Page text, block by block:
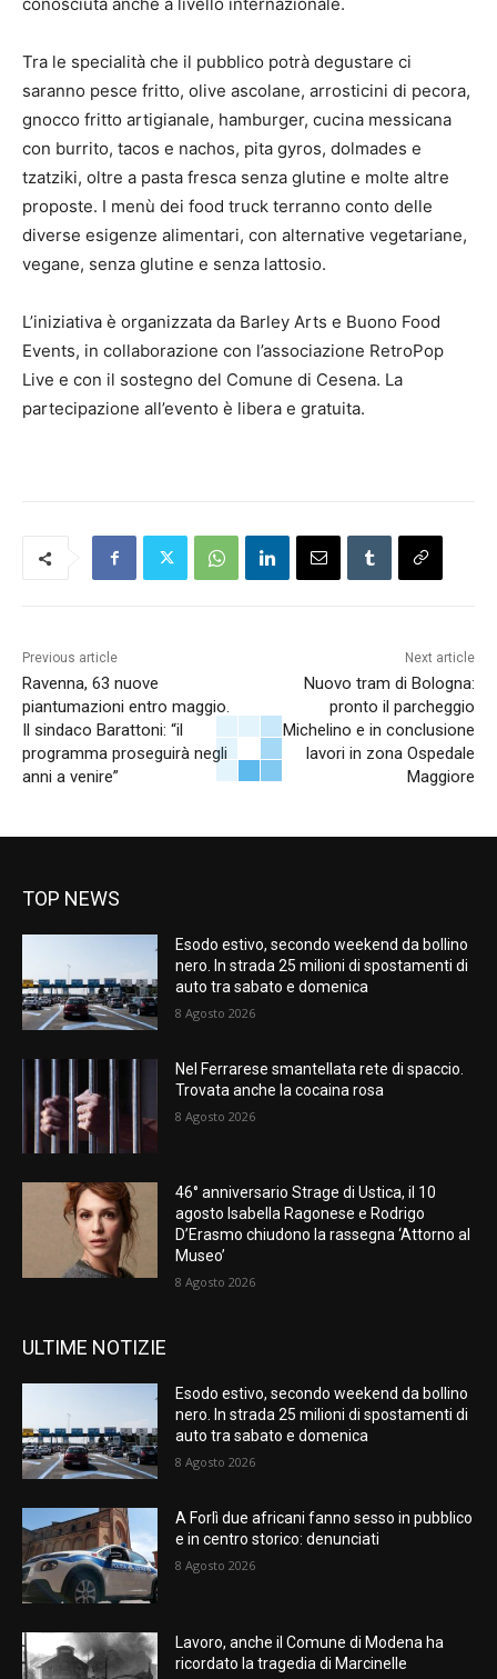
Tra le specialità che il pubblico potrà degustare ci
saranno pesce fritto, olive ascolane, arrosticini di pecora,
gnocco fritto artigianale, hamburger, cucina messicana
con burrito, tacos e nachos, pita gyros, dolmades e
tzatziki, oltre a pasta fresca senza glutine e molte altre
proposte. I menù dei food truck terranno conto delle
diverse esigenze alimentari, con alternative vegetariane,
vegane, senza glutine e senza lattosio.
L’iniziativa è organizzata da Barley Arts e Buono Food
Events, in collaborazione con l’associazione RetroPop
Live e con il sostegno del Comune di Cesena. La
partecipazione all’evento è libera e gratuita.
Previous article
Ravenna, 63 nuove
piantumazioni entro maggio.
Il sindaco Barattoni: “il
programma proseguirà negli
anni a venire”
Next article
Nuovo tram di Bologna:
pronto il parcheggio
Michelino e in conclusione
lavori in zona Ospedale
Maggiore
TOP NEWS
Esodo estivo, secondo weekend da bollino
nero. In strada 25 milioni di spostamenti di
auto tra sabato e domenica
8 Agosto 2026
Nel Ferrarese smantellata rete di spaccio.
Trovata anche la cocaina rosa
8 Agosto 2026
46° anniversario Strage di Ustica, il 10
agosto Isabella Ragonese e Rodrigo
D’Erasmo chiudono la rassegna ‘Attorno al
Museo’
8 Agosto 2026
ULTIME NOTIZIE
Esodo estivo, secondo weekend da bollino
nero. In strada 25 milioni di spostamenti di
auto tra sabato e domenica
8 Agosto 2026
A Forlì due africani fanno sesso in pubblico
e in centro storico: denunciati
8 Agosto 2026
Lavoro, anche il Comune di Modena ha
ricordato la tragedia di Marcinelle